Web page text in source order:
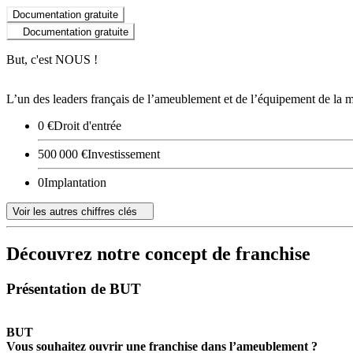
Documentation gratuite
Documentation gratuite
But, c'est NOUS !
L’un des leaders français de l’ameublement et de l’équipement de la
0 €Droit d'entrée
500 000 €Investissement
0Implantation
Voir les autres chiffres clés
Découvrez notre concept de franchise
Présentation de BUT
BUT
Vous souhaitez ouvrir une franchise dans l’ameublement ?